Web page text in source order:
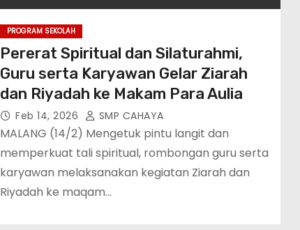
PROGRAM SEKOLAH
Pererat Spiritual dan Silaturahmi,
Guru serta Karyawan Gelar Ziarah
dan Riyadah ke Makam Para Aulia
Feb 14, 2026 SMP CAHAYA
MALANG (14/2) Mengetuk pintu langit dan
memperkuat tali spiritual, rombongan guru serta
karyawan melaksanakan kegiatan Ziarah dan
Riyadah ke maqam…